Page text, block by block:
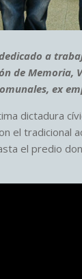
a
de Memoria,
ex
dictadura
el tradicional
el predio